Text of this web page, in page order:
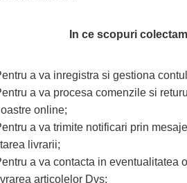
In ce scopuri
a va inregistra si gestiona
a va procesa comenzile si
online;
a va trimite notificari prin
livrarii;
a va contacta in eventualitatea
articolelor Dvs;